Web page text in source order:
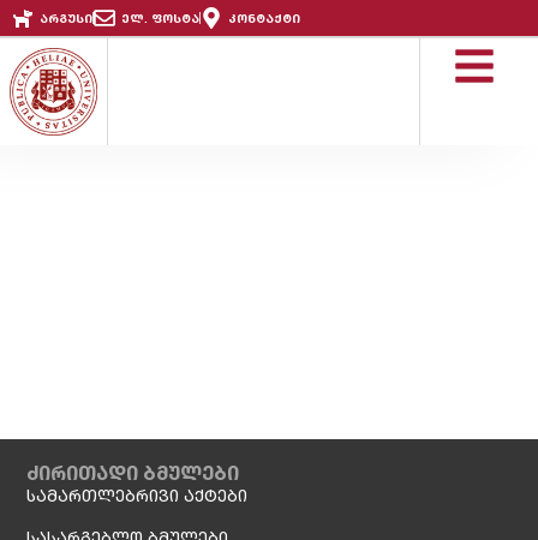
არგუსი ელ. ფოსტა კონტაქტი
ძირითადი ბმულები
სამართლებრივი აქტები